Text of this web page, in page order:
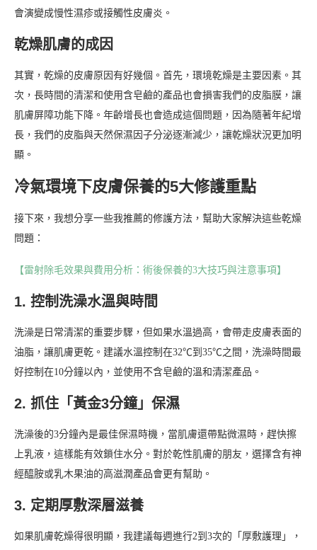
會演變成慢性濕疹或接觸性皮膚炎。
乾燥肌膚的成因
其實，乾燥的皮膚原因有好幾個。首先，環境乾燥是主要因素。其
次，長時間的清潔和使用含皂鹼的產品也會損害我們的皮脂膜，讓
肌膚屏障功能下降。年齡增長也會造成這個問題，因為隨著年紀增
長，我們的皮脂與天然保濕因子分泌逐漸減少，讓乾燥狀況更加明
顯。
冷氣環境下皮膚保養的5大修護重點
接下來，我想分享一些我推薦的修護方法，幫助大家解決這些乾燥
問題：
【雷射除毛效果與費用分析：術後保養的3大技巧與注意事項】
1. 控制洗澡水溫與時間
洗澡是日常清潔的重要步驟，但如果水溫過高，會帶走皮膚表面的
油脂，讓肌膚更乾。建議水溫控制在32℃到35℃之間，洗澡時間最
好控制在10分鐘以內，並使用不含皂鹼的溫和清潔產品。
2. 抓住「黃金3分鐘」保濕
洗澡後的3分鐘內是最佳保濕時機，當肌膚還帶點微濕時，趕快擦
上乳液，這樣能有效鎖住水分。對於乾性肌膚的朋友，選擇含有神
經醯胺或乳木果油的高滋潤產品會更有幫助。
3. 定期厚敷深層滋養
如果肌膚乾燥得很明顯，我建議每週進行2到3次的「厚敷護理」，